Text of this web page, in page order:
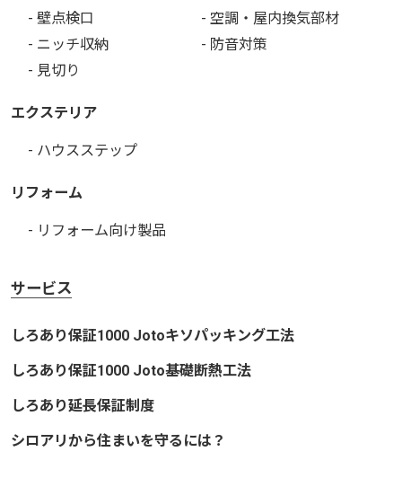
- 壁点検口
- 空調・屋内換気部材
- ニッチ収納
- 防音対策
- 見切り
エクステリア
- ハウスステップ
リフォーム
- リフォーム向け製品
サービス
しろあり保証1000 Jotoキソパッキング工法
しろあり保証1000 Joto基礎断熱工法
しろあり延長保証制度
シロアリから住まいを守るには？